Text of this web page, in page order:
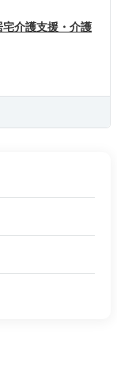
介護支援・介護